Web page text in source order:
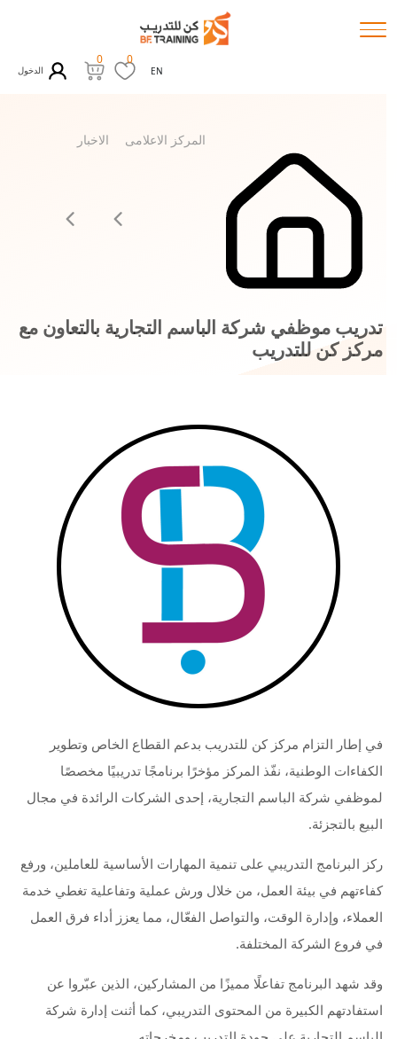
EN
0
0
الدخول
المركز الاعلامى الاخبار
تدريب موظفي شركة الباسم التجارية بالتعاون مع
مركز كن للتدريب
في إطار التزام مركز كن للتدريب بدعم القطاع الخاص وتطوير
الكفاءات الوطنية، نفّذ المركز مؤخرًا برنامجًا تدريبيًا مخصصًا
لموظفي شركة الباسم التجارية، إحدى الشركات الرائدة في مجال
البيع بالتجزئة.
ركز البرنامج التدريبي على تنمية المهارات الأساسية للعاملين، ورفع
كفاءتهم في بيئة العمل، من خلال ورش عملية وتفاعلية تغطي خدمة
العملاء، وإدارة الوقت، والتواصل الفعّال، مما يعزز أداء فرق العمل
في فروع الشركة المختلفة.
وقد شهد البرنامج تفاعلًا مميزًا من المشاركين، الذين عبّروا عن
استفادتهم الكبيرة من المحتوى التدريبي، كما أثنت إدارة شركة